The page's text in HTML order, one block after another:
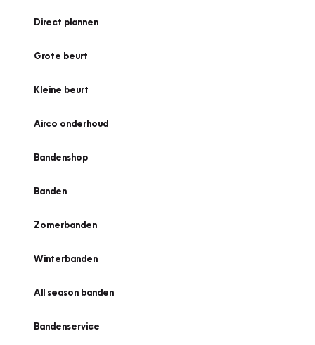
Direct plannen
Grote beurt
Kleine beurt
Airco onderhoud
Bandenshop
Banden
Zomerbanden
Winterbanden
All season banden
Bandenservice